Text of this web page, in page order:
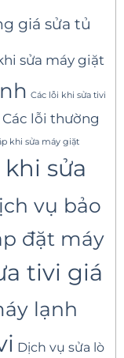
giá sửa tủ
sửa máy giặt
Các lỗi khi sửa tivi
Các lỗi thường
khi sửa máy giặt
sửa
vụ bảo
đặt máy
tivi giá
lạnh
Dịch vụ sửa lò